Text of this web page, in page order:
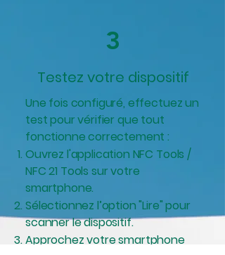
3
Testez votre dispositif
Une fois configuré, effectuez un
test pour vérifier que tout
fonctionne correctement :
Ouvrez l'application NFC Tools /
NFC 21 Tools sur votre
smartphone.
Sélectionnez l’option "Lire" pour
scanner le dispositif.
Approchez votre smartphone